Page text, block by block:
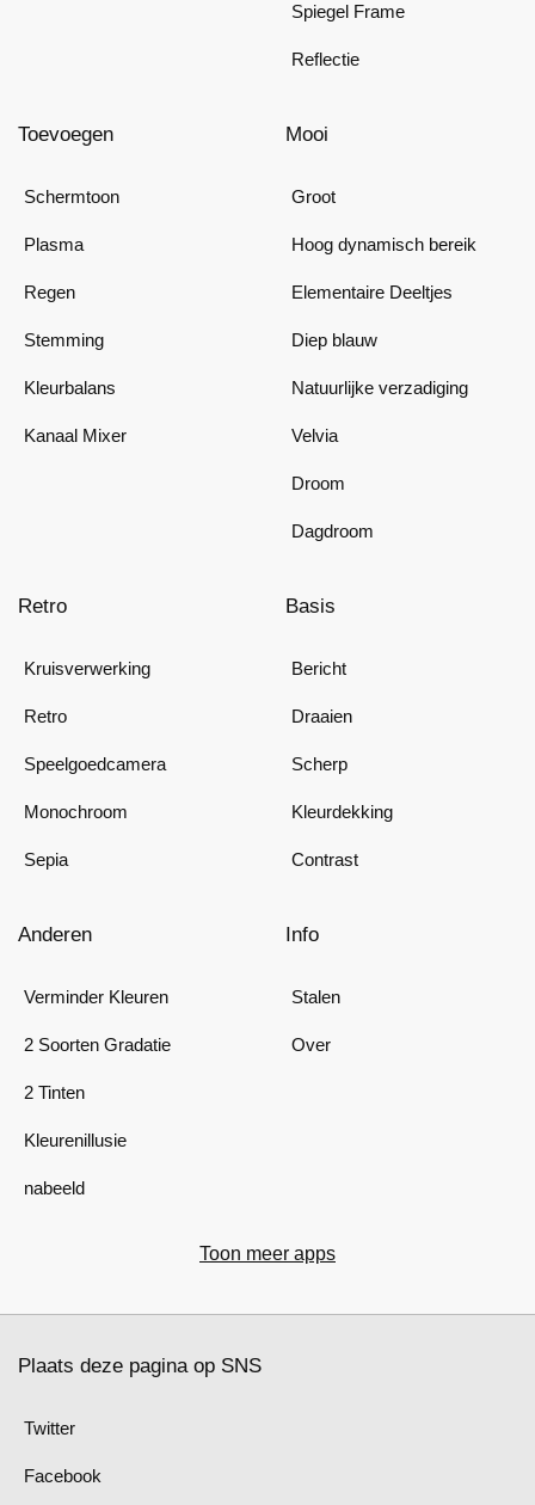
Spiegel Frame
Reflectie
Toevoegen
Schermtoon
Plasma
Regen
Stemming
Kleurbalans
Kanaal Mixer
Mooi
Groot
Hoog dynamisch bereik
Elementaire Deeltjes
Diep blauw
Natuurlijke verzadiging
Velvia
Droom
Dagdroom
Retro
Kruisverwerking
Retro
Speelgoedcamera
Monochroom
Sepia
Basis
Bericht
Draaien
Scherp
Kleurdekking
Contrast
Anderen
Verminder Kleuren
2 Soorten Gradatie
2 Tinten
Kleurenillusie
nabeeld
Info
Stalen
Over
Toon meer apps
Plaats deze pagina op SNS
Twitter
Facebook